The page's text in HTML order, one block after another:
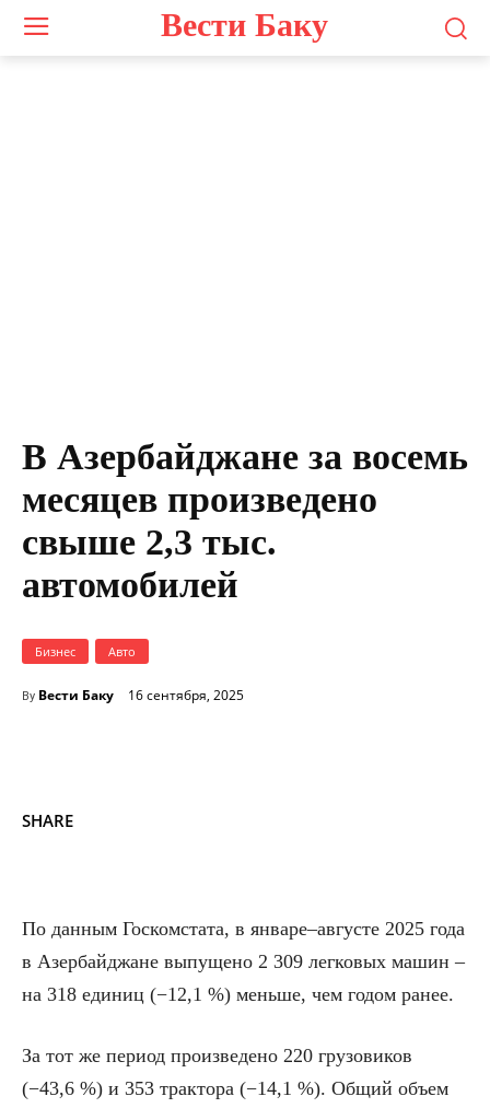
Вести Баку
В Азербайджане за восемь
месяцев произведено
свыше 2,3 тыс.
автомобилей
Бизнес Авто
By Вести Баку 16 сентября, 2025
SHARE
По данным Госкомстата, в январе–августе 2025 года
в Азербайджане выпущено 2 309 легковых машин –
на 318 единиц (−12,1 %) меньше, чем годом ранее.
За тот же период произведено 220 грузовиков
(−43,6 %) и 353 трактора (−14,1 %). Общий объем